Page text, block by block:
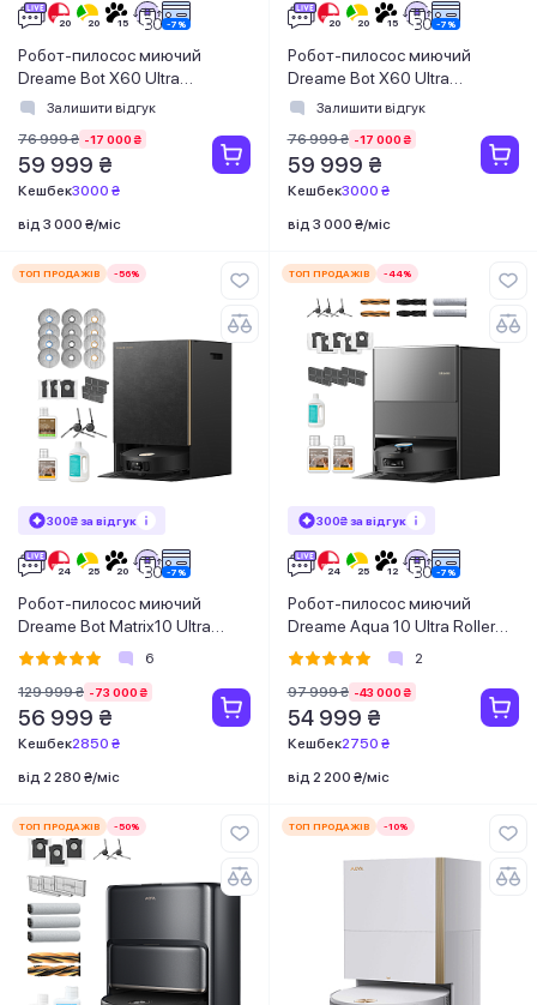
Робот-пилосос миючий
Dreame Bot X60 Ultra
Complete White
Залишити відгук
76 999 ₴ -17 000 ₴
59 999 ₴
Кешбек3000 ₴
від 3 000 ₴/міс
Робот-пилосос миючий
Dreame Bot X60 Ultra
Complete Black
Залишити відгук
76 999 ₴ -17 000 ₴
59 999 ₴
Кешбек3000 ₴
від 3 000 ₴/міс
ТОП ПРОДАЖІВ -56%
300₴ за відгук
Робот-пилосос миючий
Dreame Bot Matrix10 Ultra
Black
6
129 999 ₴ -73 000 ₴
56 999 ₴
Кешбек2850 ₴
від 2 280 ₴/міс
ТОП ПРОДАЖІВ -44%
300₴ за відгук
Робот-пилосос миючий
Dreame Aqua 10 Ultra Roller
Complete Black
2
97 999 ₴ -43 000 ₴
54 999 ₴
Кешбек2750 ₴
від 2 200 ₴/міс
ТОП ПРОДАЖІВ -50% ТОП ПРОДАЖІВ -10%